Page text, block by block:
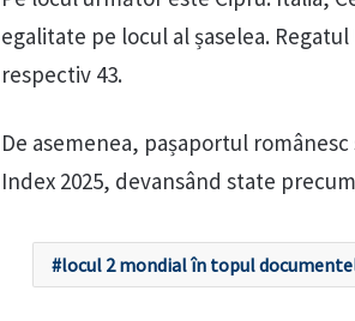
egalitate pe locul al șaselea.
respectiv 43.
De asemenea, pașaportul
Index 2025, devansând state
locul 2 mondial în topul